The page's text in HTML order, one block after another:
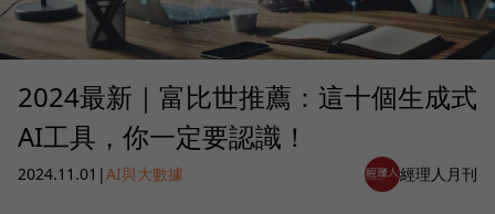
2024最新｜富比世推薦：這十個生成式
AI工具，你一定要認識！
2024.11.01 |AI與大數據 經理人月刊